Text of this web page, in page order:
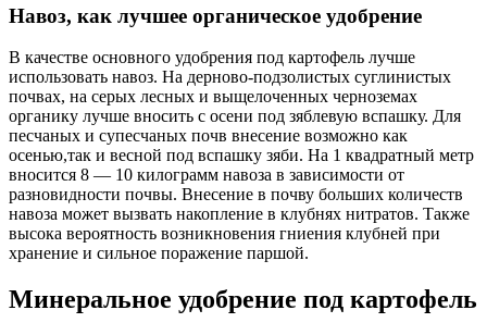
Навоз, как лучшее органическое удобрение
В качестве основного удобрения под картофель лучше
использовать навоз. На дерново-подзолистых суглинистых
почвах, на серых лесных и выщелоченных черноземах
органику лучше вносить с осени под зяблевую вспашку. Для
песчаных и супесчаных почв внесение возможно как
осенью,так и весной под вспашку зяби. На 1 квадратный метр
вносится 8 — 10 килограмм навоза в зависимости от
разновидности почвы. Внесение в почву больших количеств
навоза может вызвать накопление в клубнях нитратов. Также
высока вероятность возникновения гниения клубней при
хранение и сильное поражение паршой.
Минеральное удобрение под картофель